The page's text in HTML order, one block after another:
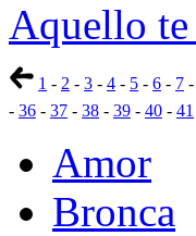
Aquello te
1 - 2 - 3 - 4 - 5 - 6 - 7 -
- 36 - 37 - 38 - 39 - 40 - 41
Amor
Bronca